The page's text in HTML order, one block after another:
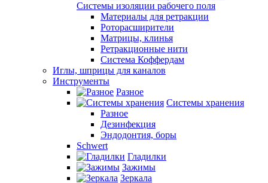
Системы изоляции рабочего поля
Материалы для ретракции
Роторасширители
Матрицы, клинья
Ретракционные нити
Система Коффердам
Иглы, шприцы для каналов
Инструменты
Разное
Системы хранения
Разное
Дезинфекция
Эндодонтия, боры
Schwert
Гладилки
Зажимы
Зеркала